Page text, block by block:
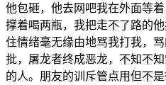
他包砸，他去网吧我在外面等
撑着喝两瓶，我把走不了路的
住情绪毫无缘由地骂我打我，
批，屠龙者终成恶龙，不知不
的人。朋友的训斥管点用但不